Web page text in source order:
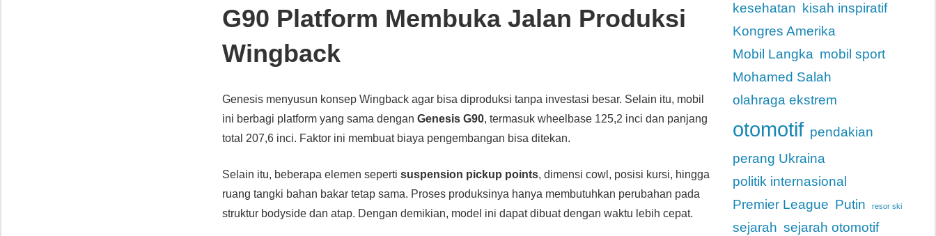
G90 Platform Membuka Jalan Produksi
Wingback
Genesis menyusun konsep Wingback agar bisa diproduksi tanpa investasi besar. Selain itu, mobil
ini berbagi platform yang sama denganGenesis G90, termasuk wheelbase 125,2 inci dan panjang
total 207,6 inci. Faktor ini membuat biaya pengembangan bisa ditekan.
Selain itu, beberapa elemen sepertisuspension pickup points, dimensi cowl, posisi kursi, hingga
ruang tangki bahan bakar tetap sama. Proses produksinya hanya membutuhkan perubahan pada
struktur bodyside dan atap. Dengan demikian, model ini dapat dibuat dengan waktu lebih cepat.
kesehatan
kisah inspiratif
Kongres Amerika
Mobil Langka mobil sport
Mohamed Salah
olahraga ekstrem
otomotif pendakian
perang Ukraina
politik internasional
Premier League Putin resor ski
sejarah sejarah otomotif